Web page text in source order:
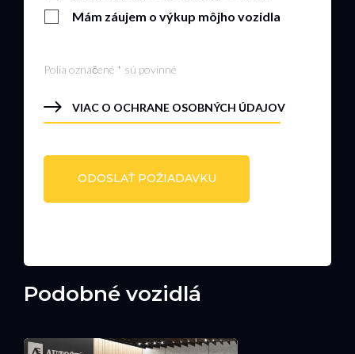
Mám záujem o výkup môjho vozidla
Polia označené * sú povinné
VIAC O OCHRANE OSOBNÝCH ÚDAJOV
Podobné vozidlá